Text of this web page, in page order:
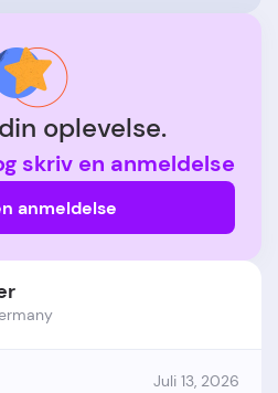
oplevelse.
skriv en anmeldelse
anmeldelse
Juli 13, 2026